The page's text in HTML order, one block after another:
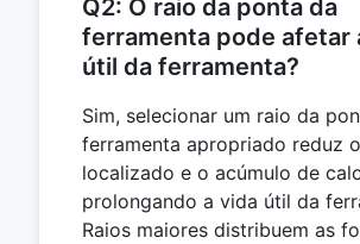
Q2: O raio da ponta da
ferramenta pode afetar
útil da ferramenta?
Sim, selecionar um raio da
ferramenta apropriado reduz
localizado e o acúmulo de
prolongando a vida útil da
Raios maiores distribuem as